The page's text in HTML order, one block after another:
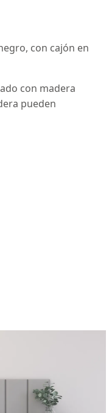
con cajón en
con madera
pueden